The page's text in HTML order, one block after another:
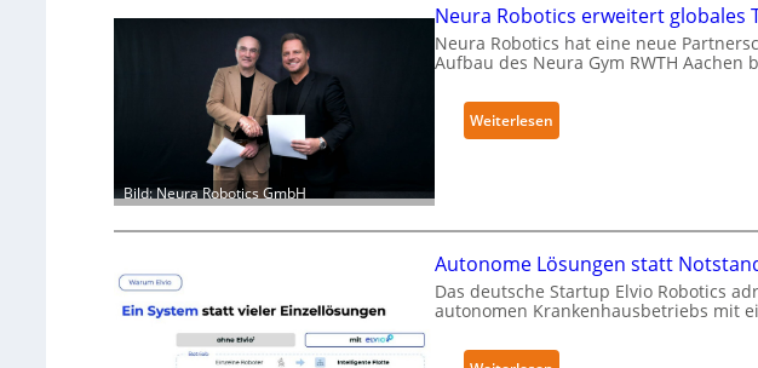
e
r
g
i
ü
r
S
a
e
r
l
u
r
i
Bild: Neura Robotics GmbH
Neura Robotics erweitert globales
Neura Robotics hat eine neue
Aufbau des Neura Gym RWTH Aachen
Weiterlesen:
N
R
o
b
o
Autonome Lösungen statt
Das deutsche Startup Elvio Robotics
autonomen Krankenhausbetriebs mit